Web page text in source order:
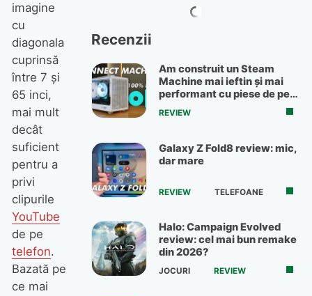
imagine
cu
diagonala
cuprinsă
între 7 şi
65 inci,
mai mult
decât
suficient
pentru a
privi
clipurile
YouTube
de pe
telefon.
Bazată pe
ce mai
Recenzii
Am construit un Steam
Machine mai ieftin și mai
performant cu piese de pe
OLX
REVIEW
Galaxy Z Fold8 review: mic,
dar mare
REVIEW TELEFOANE
Halo: Campaign Evolved
review: cel mai bun remake
din 2026?
JOCURI REVIEW